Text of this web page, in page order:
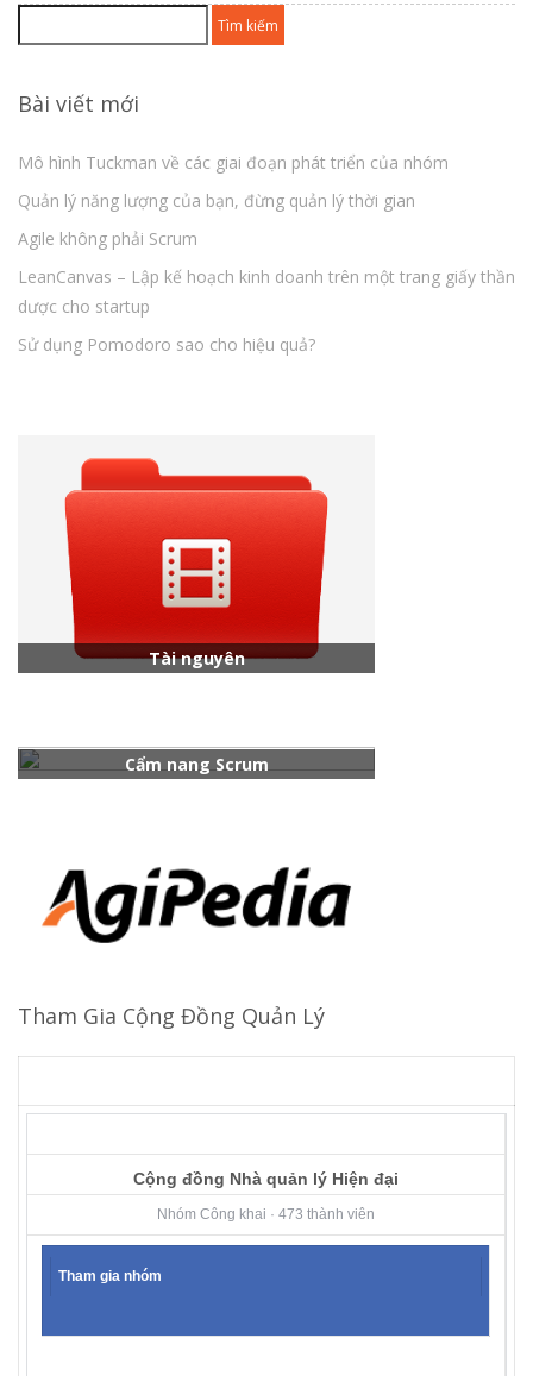
kiếm
Bài viết mới
Mô hình Tuckman về các giai đoạn phát triển của nhóm
Quản lý năng lượng của bạn, đừng quản lý thời gian
Agile không phải Scrum
LeanCanvas – Lập kế hoạch kinh doanh trên một trang giấy thần
dược cho startup
Sử dụng Pomodoro sao cho hiệu quả?
Tài nguyên
Cẩm nang Scrum
Tham Gia Cộng Đồng Quản Lý
Cộng đồng Nhà quản lý Hiện đại
Nhóm Công khai · 473 thành viên
Tham gia nhóm